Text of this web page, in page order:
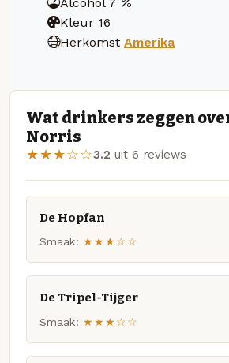
Kleur 16
Herkomst Amerika
Wat drinkers zeggen
Norris
★★★☆☆3.2 uit 6 reviews
De Hopfan
Smaak: ★★★☆☆
De Tripel-Tijger
Smaak: ★★★☆☆